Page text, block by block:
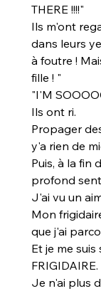
THERE !!!!"
Ils m'ont
dans leurs
à foutre !
fille ! "
"I'M
Ils ont ri.
Propager
y'a rien de
Puis, à la fin
profond
J'ai vu un
Mon
que j'ai
Et je me
FRIGIDAIRE.
Je n'ai plus